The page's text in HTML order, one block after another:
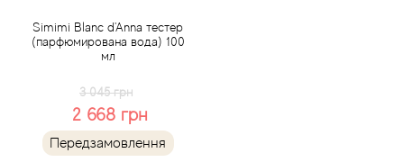
Simimi Blanc d'Anna тестер
(парфюмирована вода) 100
мл
3 045 грн
2 668 грн
Передзамовлення
Atelier Des Ors
Atelier Flou
Athena's